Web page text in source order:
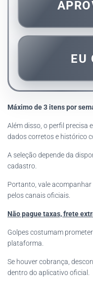
EU
Máximo de 3 itens por
Além disso, o perfil precisa
dados corretos e histórico
A seleção depende da
cadastro.
Portanto, vale
pelos canais oficiais.
Não pague taxas, frete
Golpes costumam
plataforma.
Se houver cobrança,
dentro do aplicativo oficial.